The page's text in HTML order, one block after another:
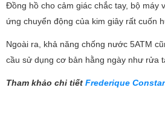
Đồng hồ cho cảm giác chắc tay, bộ máy
ứng chuyển động của kim giây rất cuốn
Ngoài ra, khả năng chống nước 5ATM
cầu sử dụng cơ bản hằng ngày như rửa
Tham khảo chi tiết Frederique